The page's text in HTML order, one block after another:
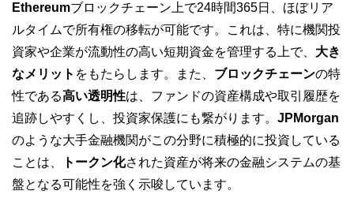
Ethereumブロックチェーン上で24時間365日、ほぼリア
ルタイムで所有権の移転が可能です。これは、特に機関投
資家や企業が流動性の高い短期資金を管理する上で、 大き
なメリット をもたらします。また、 ブロックチェーンの特
性である高い透明性は、ファンドの資産構成や取引履歴を
追跡しやすくし、投資家保護にも繋がります。 JPMorgan
のような大手金融機関がこの分野に積極的に投資している
ことは、
トークン化された資産が将来の金融システムの基
盤となる可能性を強く示唆しています。